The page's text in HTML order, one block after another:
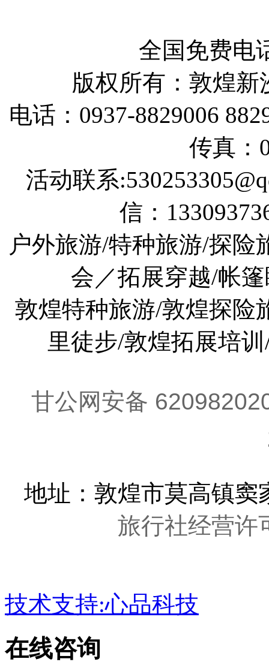
全国免费电
版权所有：敦煌
电话：0937-8829006
传真：
活动联系
信：
户外旅游/特种旅游/探险
会／拓展穿越/帐
敦煌特种旅游/敦煌探险
里徒步/敦煌拓展培
甘公网安备
地址：敦煌市莫高镇
旅行社经营许
技术支持:心品科技
在线咨询